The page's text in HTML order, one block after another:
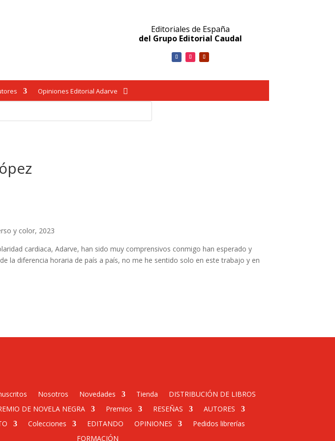
Editoriales de España
del Grupo Editorial Caudal
Opiniones Editorial Adarve
y color, 2023
cardiaca, Adarve, han sido muy comprensivos conmigo han esperado y
la diferencia horaria de país a país, no me he sentido solo en este trabajo y en
Nosotros Novedades Tienda
DISTRIBUCIÓN DE LIBROS
DE NOVELA NEGRA Premios RESEÑAS
AUTORES
Colecciones EDITANDO OPINIONES
Pedidos librerías
FORMACIÓN